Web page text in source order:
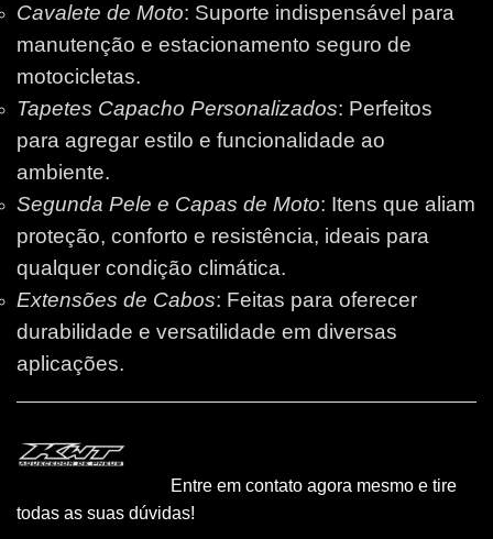
Cavalete de Moto: Suporte indispensável para
manutenção e estacionamento seguro de
motocicletas.
Tapetes Capacho Personalizados: Perfeitos
para agregar estilo e funcionalidade ao
ambiente.
Segunda Pele e Capas de Moto: Itens que aliam
proteção, conforto e resistência, ideais para
qualquer condição climática.
Extensões de Cabos: Feitas para oferecer
durabilidade e versatilidade em diversas
aplicações.
Entre em contato agora mesmo e tire
todas as suas dúvidas!